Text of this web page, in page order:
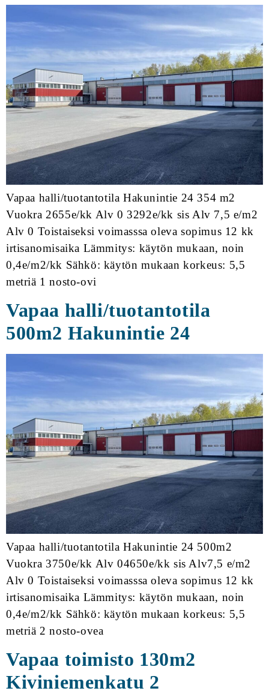
Vapaa halli/tuotantotila Hakunintie 24 354 m2
Vuokra 2655e/kk Alv 0 3292e/kk sis Alv 7,5 e/m2
Alv 0 Toistaiseksi voimasssa oleva sopimus 12 kk
irtisanomisaika Lämmitys: käytön mukaan, noin
0,4e/m2/kk Sähkö: käytön mukaan korkeus: 5,5
metriä 1 nosto-ovi
Vapaa halli/tuotantotila
500m2 Hakunintie 24
Vapaa halli/tuotantotila Hakunintie 24 500m2
Vuokra 3750e/kk Alv 04650e/kk sis Alv7,5 e/m2
Alv 0 Toistaiseksi voimasssa oleva sopimus 12 kk
irtisanomisaika Lämmitys: käytön mukaan, noin
0,4e/m2/kk Sähkö: käytön mukaan korkeus: 5,5
metriä 2 nosto-ovea
Vapaa toimisto 130m2
Kiviniemenkatu 2